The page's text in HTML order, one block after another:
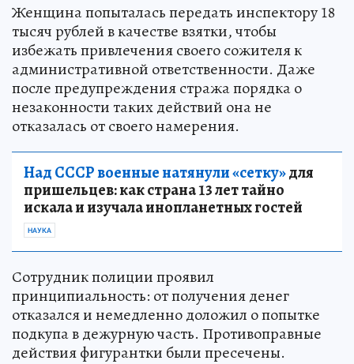
Женщина попыталась передать инспектору 18
тысяч рублей в качестве взятки, чтобы
избежать привлечения своего сожителя к
административной ответственности. Даже
после предупреждения стража порядка о
незаконности таких действий она не
отказалась от своего намерения.
Над СССР военные натянули «сетку»для
пришельцев: как страна 13 лет тайно
искала и изучала инопланетных гостей
НАУКА
Сотрудник полиции проявил
принципиальность: от получения денег
отказался и немедленно доложил о попытке
подкупа в дежурную часть. Противоправные
действия фигурантки были пресечены.